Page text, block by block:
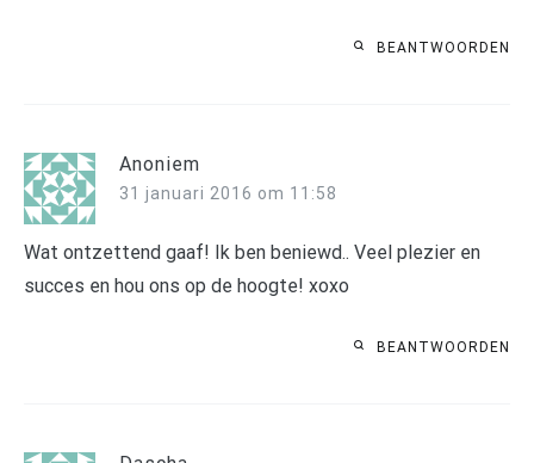
BEANTWOORDEN
Anoniem
31 januari 2016 om 11:58
Wat ontzettend gaaf! Ik ben beniewd.. Veel plezier en
succes en hou ons op de hoogte! xoxo
BEANTWOORDEN